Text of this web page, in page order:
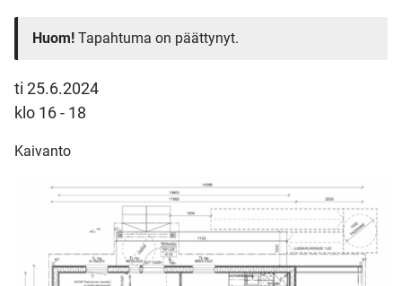
Huom! Tapahtuma on päättynyt.
ti 25.6.2024
klo 16 - 18
Kaivanto